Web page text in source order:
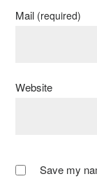
Mail (required)
Website
Save my